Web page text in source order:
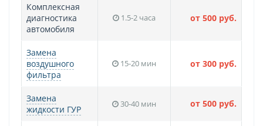
Комплексная
диагностика
автомобиля
1.5-2 часа от 500 руб.
Замена
воздушного
фильтра
15-20 мин от 300 руб.
Замена
жидкости ГУР
30-40 мин от 500 руб.